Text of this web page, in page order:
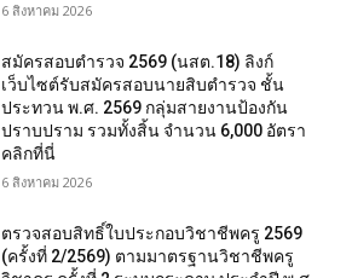
6 สิงหาคม 2026
สมัครสอบตํารวจ 2569 (นสต.18) ลิงก์
เว็บไซต์รับสมัครสอบนายสิบตำรวจ ชั้น
ประทวน พ.ศ. 2569 กลุ่มสายงานป้องกัน
ปราบปราม รวมทั้งสิ้น จำนวน 6,000 อัตรา
คลิกที่นี่
6 สิงหาคม 2026
ตรวจสอบสิทธิ์ใบประกอบวิชาชีพครู 2569
(ครั้งที่ 2/2569) ตามมาตรฐานวิชาชีพครู